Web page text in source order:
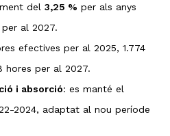
del 3,25 % per als anys
per al 2027.
efectives per al 2025, 1.774
hores per al 2027.
i absorció: es manté el
2024, adaptat al nou període